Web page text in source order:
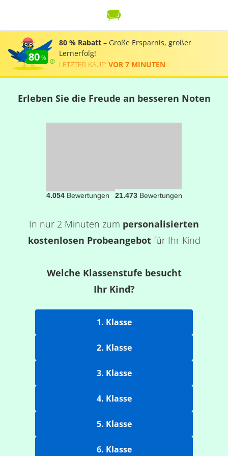
80
80 % Rabatt – Große Ersparnis, großer
Lernerfolg!
LETZTER KAUF: VOR 7 MINUTEN
Erleben Sie die Freude an besseren Noten
4.054Bewertungen 21.473Bewertungen
In nur 2 Minuten zum personalisierten
kostenlosen Probeangebotfür Ihr Kind
Welche Klassenstufe besucht
Ihr Kind?
1. Klasse
2. Klasse
3. Klasse
4. Klasse
5. Klasse
6. Klasse